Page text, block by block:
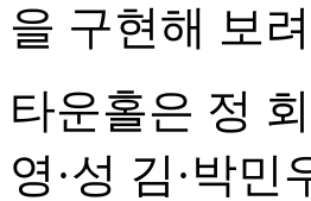
을 구현해 보
타운홀은 정
영·성 김·박